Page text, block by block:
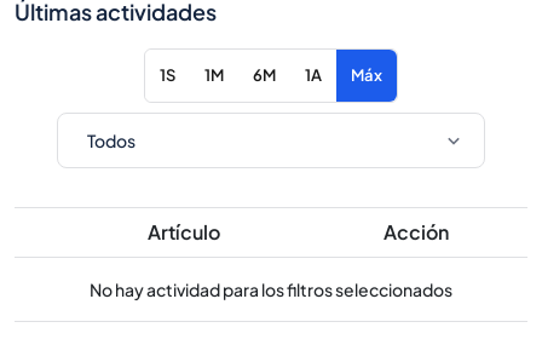
Últimas actividades
1S 1M 6M 1A Máx
Artículo Acción
No hay actividad para los filtros seleccionados